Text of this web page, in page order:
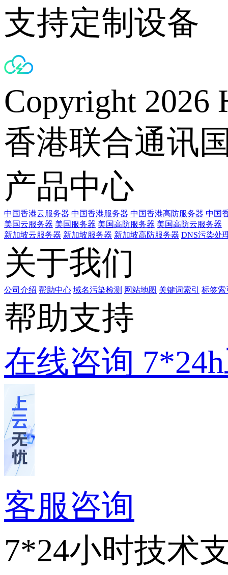
支持定制设备
Copyright 2026
香港联合通讯
产品中心
中国香港云服务器 中国香港服务器 中国香港高防服务器 中国
美国云服务器 美国服务器 美国高防服务器 美国高防云服务器
新加坡云服务器 新加坡服务器 新加坡高防服务器 DNS污染处
关于我们
公司介绍 帮助中心 域名污染检测 网站地图 关键词索引 标签索
帮助支持
在线咨询
客服咨询
7*24小时技术